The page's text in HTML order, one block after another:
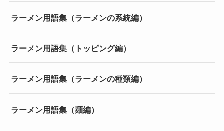
ラーメン用語集（ラーメンの系統編）
ラーメン用語集（トッピング編）
ラーメン用語集（ラーメンの種類編）
ラーメン用語集（麺編）